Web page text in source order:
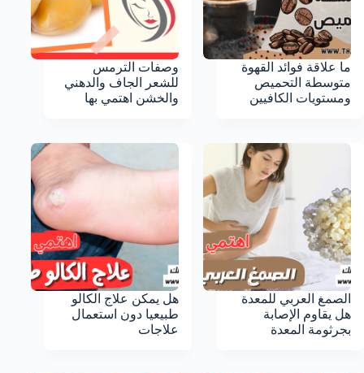
ما علاقة فوائد القهوة
متوسطة التحميص
ومستويات الكافيين
وصفات الترمس
للشعر الجاف والدهني
والخشن اهتمي بها
الصمغ العربي للمعدة
هل يقاوم الإصابة
بجرثومة المعدة
هل يمكن علاج الكالو
طبيعيا دون استعمال
علاجات